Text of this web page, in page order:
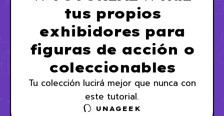
tus propios
exhibidores para
figuras de acción o
coleccionables
Tu colección lucirá mejor que nunca con
este tutorial.
UNAGEEK